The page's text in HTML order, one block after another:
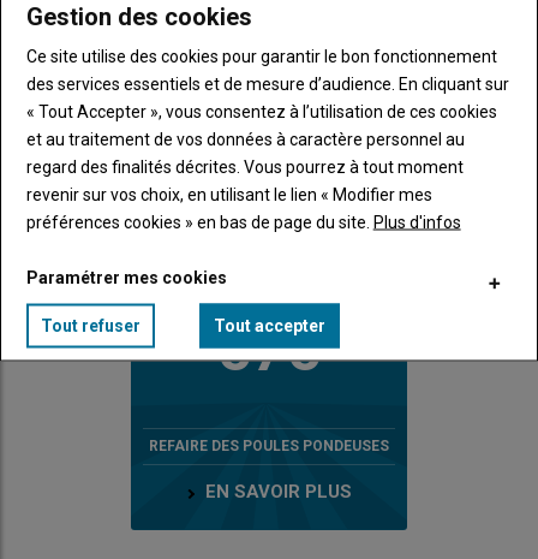
Publicité
LE CHIFFRE
575
REFAIRE DES POULES PONDEUSES
EN SAVOIR PLUS
Gestion des cookies
Ce site utilise des cookies pour garantir le bon fonctionnement
des services essentiels et de mesure d’audience. En cliquant sur
« Tout Accepter », vous consentez à l’utilisation de ces cookies
et au traitement de vos données à caractère personnel au
regard des finalités décrites. Vous pourrez à tout moment
revenir sur vos choix, en utilisant le lien « Modifier mes
préférences cookies » en bas de page du site. Plus d'infos
Paramétrer mes cookies
Tout refuser Tout accepter